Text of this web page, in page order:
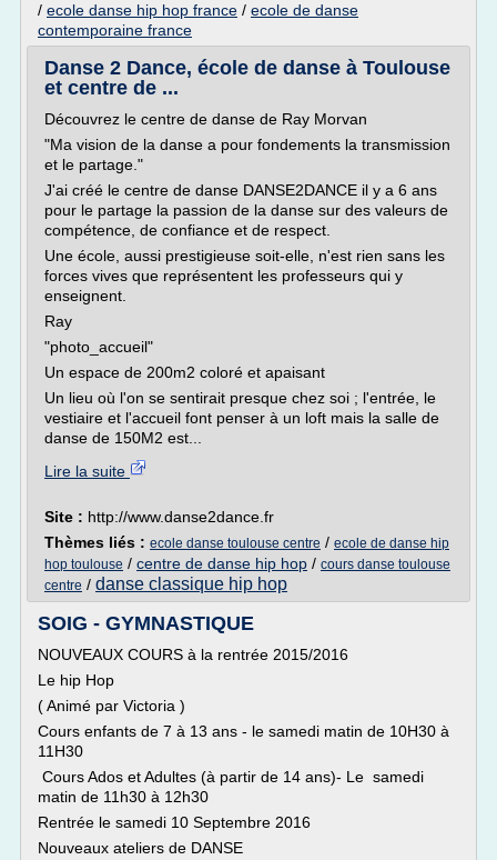
/ ecole danse hip hop france / ecole de danse
contemporaine france
Danse 2 Dance, école de danse à Toulouse
et centre de ...
Découvrez le centre de danse de Ray Morvan
"Ma vision de la danse a pour fondements la transmission
et le partage."
J'ai créé le centre de danse DANSE2DANCE il y a 6 ans
pour le partage la passion de la danse sur des valeurs de
compétence, de confiance et de respect.
Une école, aussi prestigieuse soit-elle, n'est rien sans les
forces vives que représentent les professeurs qui y
enseignent.
Ray
"photo_accueil"
Un espace de 200m2 coloré et apaisant
Un lieu où l'on se sentirait presque chez soi ; l'entrée, le
vestiaire et l'accueil font penser à un loft mais la salle de
danse de 150M2 est...
Lire la suite
Site : http://www.danse2dance.fr
Thèmes liés : ecole danse toulouse centre / ecole de danse hip
hop toulouse / centre de danse hip hop / cours danse toulouse
centre / danse classique hip hop
SOIG - GYMNASTIQUE
NOUVEAUX COURS à la rentrée 2015/2016
Le hip Hop
( Animé par Victoria )
Cours enfants de 7 à 13 ans - le samedi matin de 10H30 à
11H30
Cours Ados et Adultes (à partir de 14 ans)- Le samedi
matin de 11h30 à 12h30
Rentrée le samedi 10 Septembre 2016
Nouveaux ateliers de DANSE